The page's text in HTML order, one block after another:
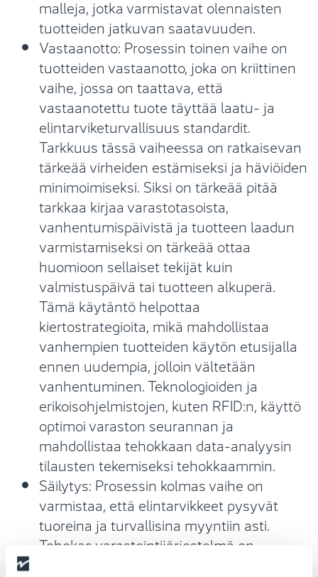
malleja, jotka varmistavat olennaisten
tuotteiden jatkuvan saatavuuden.
Vastaanotto: Prosessin toinen vaihe on
tuotteiden vastaanotto, joka on kriittinen
vaihe, jossa on taattava, että
vastaanotettu tuote täyttää laatu- ja
elintarviketurvallisuus standardit.
Tarkkuus tässä vaiheessa on ratkaisevan
tärkeää virheiden estämiseksi ja häviöiden
minimoimiseksi. Siksi on tärkeää pitää
tarkkaa kirjaa varastotasoista,
vanhentumispäivistä ja tuotteen laadun
varmistamiseksi on tärkeää ottaa
huomioon sellaiset tekijät kuin
valmistuspäivä tai tuotteen alkuperä.
Tämä käytäntö helpottaa
kiertostrategioita, mikä mahdollistaa
vanhempien tuotteiden käytön etusijalla
ennen uudempia, jolloin vältetään
vanhentuminen. Teknologioiden ja
erikoisohjelmistojen, kuten RFID:n, käyttö
optimoi varaston seurannan ja
mahdollistaa tehokkaan data-analyysin
tilausten tekemiseksi tehokkaammin.
Säilytys: Prosessin kolmas vaihe on
varmistaa, että elintarvikkeet pysyvät
tuoreina ja turvallisina myyntiin asti.
Tehokas varastointijärjestelmä on